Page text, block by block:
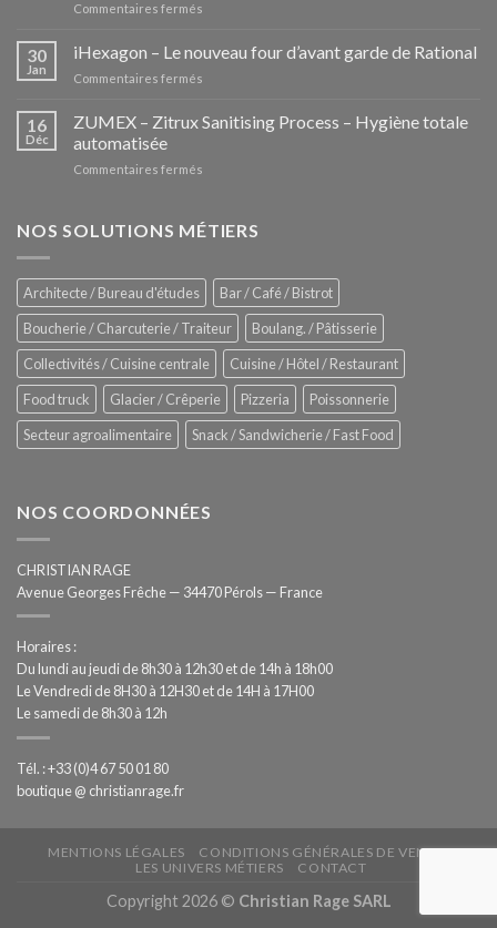
Commentaires fermés
Pozzettis:
des
30
Jan
iHexagon – Le nouveau four d’avant garde de Rational
Commentaires fermés
–
de
16
Déc
ZUMEX – Zitrux Sanitising Process – Hygiène totale
automatisée
Commentaires fermés
Zitrux
–
Hygiène
totale
automatisée
NOS SOLUTIONS MÉTIERS
Architecte / Bureau d'études
Bar / Café / Bistrot
Boucherie / Charcuterie / Traiteur
Boulang. / Pâtisserie
Collectivités / Cuisine centrale
Cuisine / Hôtel / Restaurant
Food truck
Glacier / Crêperie Pizzeria
Poissonnerie
Secteur agroalimentaire
Snack / Sandwicherie / Fast Food
NOS COORDONNÉES
CHRISTIAN RAGE
Avenue Georges Frêche — 34470 Pérols — France
Horaires :
Du lundi au jeudi de 8h30 à 12h30 et de 14h à 18h00
Le Vendredi de 8H30 à 12H30 et de 14H à 17H00
Le samedi de 8h30 à 12h
Tél. : +33 (0)4 67 50 01 80
boutique @ christianrage.fr
MENTIONS LÉGALES
CONDITIONS GÉNÉRALES DE VENTE
LES UNIVERS MÉTIERS
CONTACT
Copyright 2026 © Christian Rage SARL